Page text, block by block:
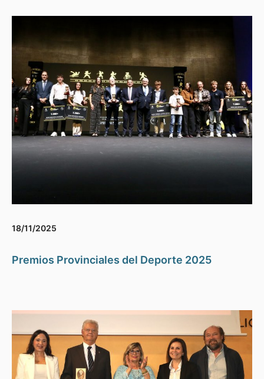
18/11/2025
Premios Provinciales del Deporte 2025